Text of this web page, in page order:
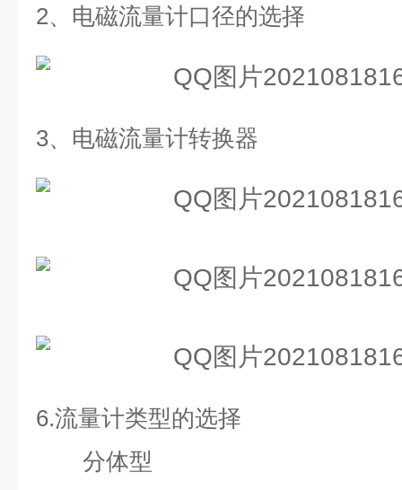
2、 电磁流量计口径的选择
3、 电磁流量计转换器
6.流量计类型的选择
分体型